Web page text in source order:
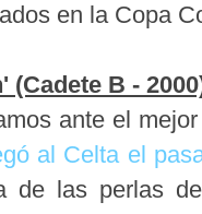
en la Copa
(Cadete B -
ante el
al Celta el
de las perlas